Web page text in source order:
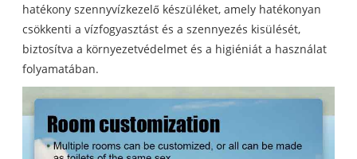
hatékony szennyvízkezelő készüléket, amely hatékonyan
csökkenti a vízfogyasztást és a szennyezés kisülését,
biztosítva a környezetvédelmet és a higiéniát a használat
folyamatában.